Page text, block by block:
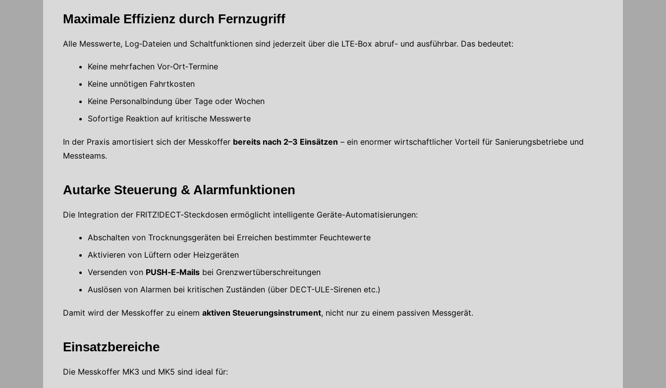
Maximale Effizienz durch Fernzugriff
Alle Messwerte, Log‑Dateien und Schaltfunktionen sind jederzeit über die LTE‑Box abruf- und ausführbar. Das bedeutet:
Keine mehrfachen Vor‑Ort‑Termine
Keine unnötigen Fahrtkosten
Keine Personalbindung über Tage oder Wochen
Sofortige Reaktion auf kritische Messwerte
In der Praxis amortisiert sich der Messkoffer bereits nach 2–3 Einsätzen – ein enormer wirtschaftlicher Vorteil für Sanierungsbetriebe und
Messteams.
Autarke Steuerung & Alarmfunktionen
Die Integration der FRITZ!DECT‑Steckdosen ermöglicht intelligente Geräte-Automatisierungen:
Abschalten von Trocknungsgeräten bei Erreichen bestimmter Feuchtewerte
Aktivieren von Lüftern oder Heizgeräten
Versenden von PUSH‑E‑Mails bei Grenzwertüberschreitungen
Auslösen von Alarmen bei kritischen Zuständen (über DECT-ULE-Sirenen etc.)
Damit wird der Messkoffer zu einem aktiven Steuerungsinstrument, nicht nur zu einem passiven Messgerät.
Einsatzbereiche
Die Messkoffer MK3 und MK5 sind ideal für: